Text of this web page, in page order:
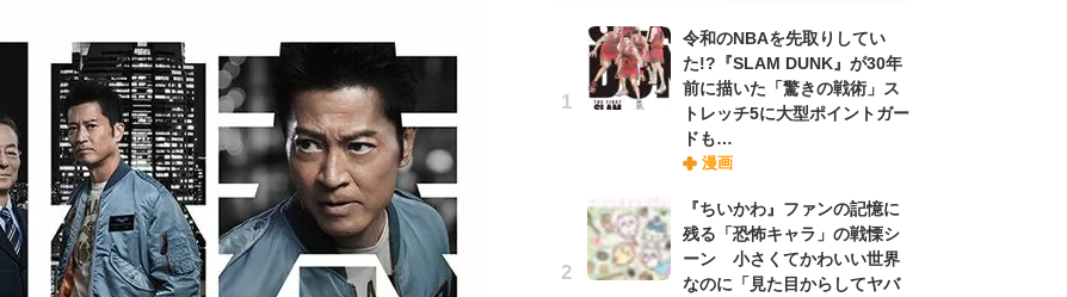
令和のNBAを先取りしてい
た!?『SLAM DUNK』が30年
前に描いた「驚きの戦術」ス
トレッチ5に大型ポイントガー
ドも…
漫画
『ちいかわ』ファンの記憶に
残る「恐怖キャラ」の戦慄シ
ーン 小さくてかわいい世界
なのに「見た目からしてヤバ